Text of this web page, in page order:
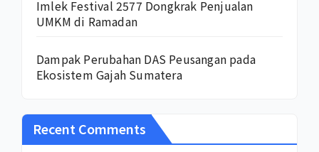
Imlek Festival 2577 Dongkrak Penjualan
UMKM di Ramadan
Dampak Perubahan DAS Peusangan pada
Ekosistem Gajah Sumatera
Recent Comments